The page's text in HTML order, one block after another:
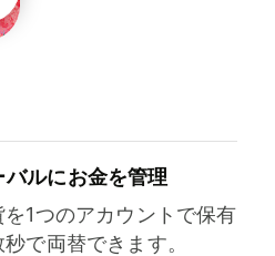
ルにお金を管理
1つのアカウントで保有
で両替できます。